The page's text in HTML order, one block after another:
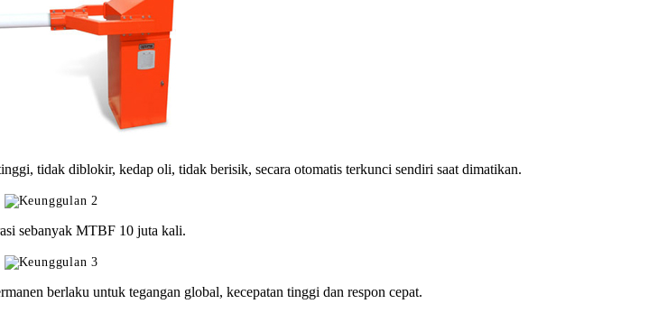
tidak diblokir, kedap oli, tidak berisik, secara otomatis terkunci sendiri saat dimatikan.
sebanyak MTBF 10 juta kali.
berlaku untuk tegangan global, kecepatan tinggi dan respon cepat.